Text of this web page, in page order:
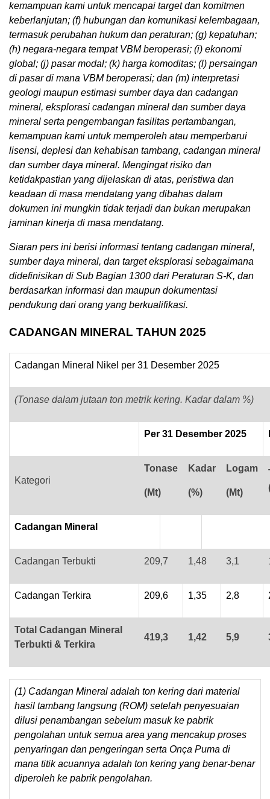
kemampuan kami untuk mencapai target dan komitmen
keberlanjutan; (f) hubungan dan komunikasi kelembagaan,
termasuk perubahan hukum dan peraturan; (g) kepatuhan;
(h) negara-negara tempat VBM beroperasi; (i) ekonomi
global; (j) pasar modal; (k) harga komoditas; (l) persaingan
di pasar di mana VBM beroperasi; dan (m) interpretasi
geologi maupun estimasi sumber daya dan cadangan
mineral, eksplorasi cadangan mineral dan sumber daya
mineral serta pengembangan fasilitas pertambangan,
kemampuan kami untuk memperoleh atau memperbarui
lisensi, deplesi dan kehabisan tambang, cadangan mineral
dan sumber daya mineral. Mengingat risiko dan
ketidakpastian yang dijelaskan di atas, peristiwa dan
keadaan di masa mendatang yang dibahas dalam
dokumen ini mungkin tidak terjadi dan bukan merupakan
jaminan kinerja di masa mendatang.
Siaran pers ini berisi informasi tentang cadangan mineral,
sumber daya mineral, dan target eksplorasi sebagaimana
didefinisikan di Sub Bagian 1300 dari Peraturan S-K, dan
berdasarkan informasi dan maupun dokumentasi
pendukung dari orang yang berkualifikasi.
CADANGAN MINERAL TAHUN 2025
Cadangan Mineral Nikel per 31 Desember 2025
(Tonase dalam jutaan ton metrik kering. Kadar dalam %)
Per 31 Desember 2025
Kategori
Tonase
(Mt)
Kadar
(%)
Logam
(Mt)
Cadangan Mineral
Cadangan Terbukti 209,7 1,48 3,1
Cadangan Terkira 209,6 1,35 2,8
Total Cadangan Mineral
Terbukti & Terkira
419,3 1,42 5,9
(1) Cadangan Mineral adalah ton kering dari material
hasil tambang langsung (ROM) setelah penyesuaian
dilusi penambangan sebelum masuk ke pabrik
pengolahan untuk semua area yang mencakup proses
penyaringan dan pengeringan serta Onça Puma di
mana titik acuannya adalah ton kering yang benar-benar
diperoleh ke pabrik pengolahan.